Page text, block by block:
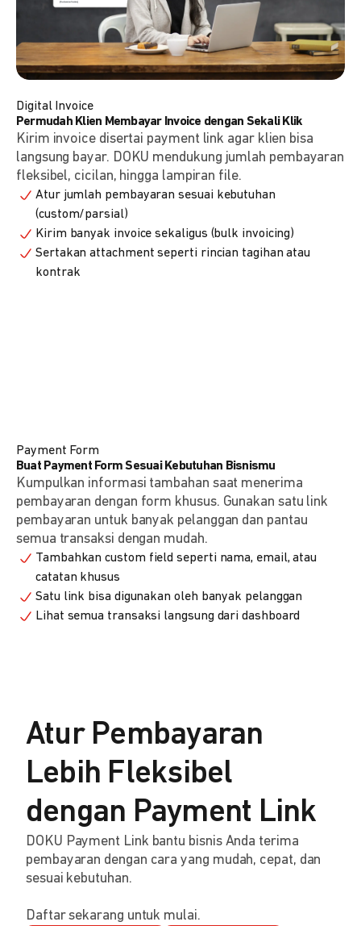
Digital Invoice
Permudah Klien Membayar Invoice dengan Sekali Klik
Kirim invoice disertai payment link agar klien bisa
langsung bayar. DOKU mendukung jumlah pembayaran
fleksibel, cicilan, hingga lampiran file.
Atur jumlah pembayaran sesuai kebutuhan
(custom/parsial)
Kirim banyak invoice sekaligus (bulk invoicing)
Sertakan attachment seperti rincian tagihan atau
kontrak
Payment Form
Buat Payment Form Sesuai Kebutuhan Bisnismu
Kumpulkan informasi tambahan saat menerima
pembayaran dengan form khusus. Gunakan satu link
pembayaran untuk banyak pelanggan dan pantau
semua transaksi dengan mudah.
Tambahkan custom field seperti nama, email, atau
catatan khusus
Satu link bisa digunakan oleh banyak pelanggan
Lihat semua transaksi langsung dari dashboard
Atur Pembayaran
Lebih Fleksibel
dengan Payment Link
DOKU Payment Link bantu bisnis Anda terima
pembayaran dengan cara yang mudah, cepat, dan
sesuai kebutuhan.
Daftar sekarang untuk mulai.